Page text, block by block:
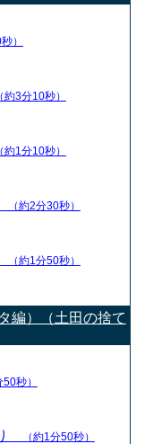
）
（約3分10秒）
（約1分10秒）
（約2分30秒）
（約1分50秒）
編）（土田の捨て
50秒）
（約1分50秒）